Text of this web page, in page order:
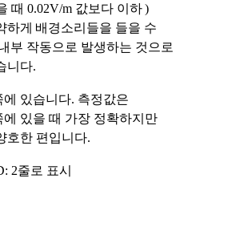
때 0.02V/m 값보다 이하)
하게 배경소리들을 들을 수
부 작동으로 발생하는 것으로
니다.
있습니다. 측정값은
있을 때 가장 정확하지만
호한 편입니다.
2줄로 표시